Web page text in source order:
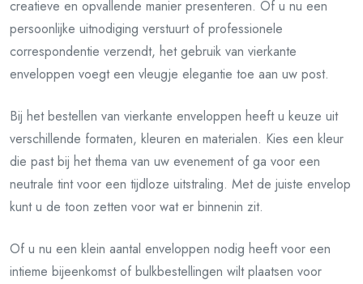
creatieve en opvallende manier presenteren. Of u nu een
persoonlijke uitnodiging verstuurt of professionele
correspondentie verzendt, het gebruik van vierkante
enveloppen voegt een vleugje elegantie toe aan uw post.
Bij het bestellen van vierkante enveloppen heeft u keuze uit
verschillende formaten, kleuren en materialen. Kies een kleur
die past bij het thema van uw evenement of ga voor een
neutrale tint voor een tijdloze uitstraling. Met de juiste envelop
kunt u de toon zetten voor wat er binnenin zit.
Of u nu een klein aantal enveloppen nodig heeft voor een
intieme bijeenkomst of bulkbestellingen wilt plaatsen voor